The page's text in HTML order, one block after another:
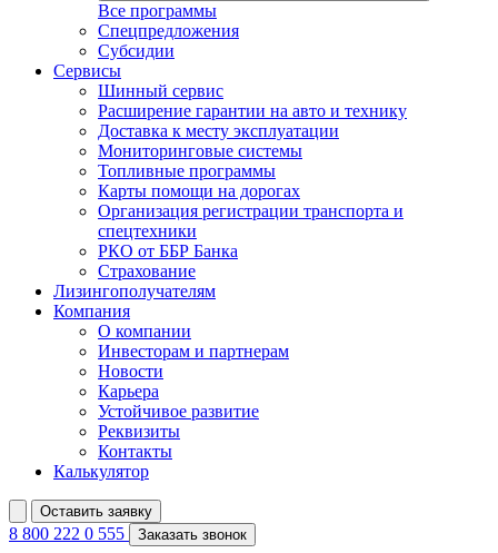
Все программы
Спецпредложения
Субсидии
Сервисы
Шинный сервис
Расширение гарантии на авто и технику
Доставка к месту эксплуатации
Мониторинговые системы
Топливные программы
Карты помощи на дорогах
Организация регистрации транспорта и
спецтехники
РКО от ББР Банка
Страхование
Лизингополучателям
Компания
О компании
Инвесторам и партнерам
Новости
Карьера
Устойчивое развитие
Реквизиты
Контакты
Калькулятор
Оставить заявку
8 800 222 0 555 Заказать звонок